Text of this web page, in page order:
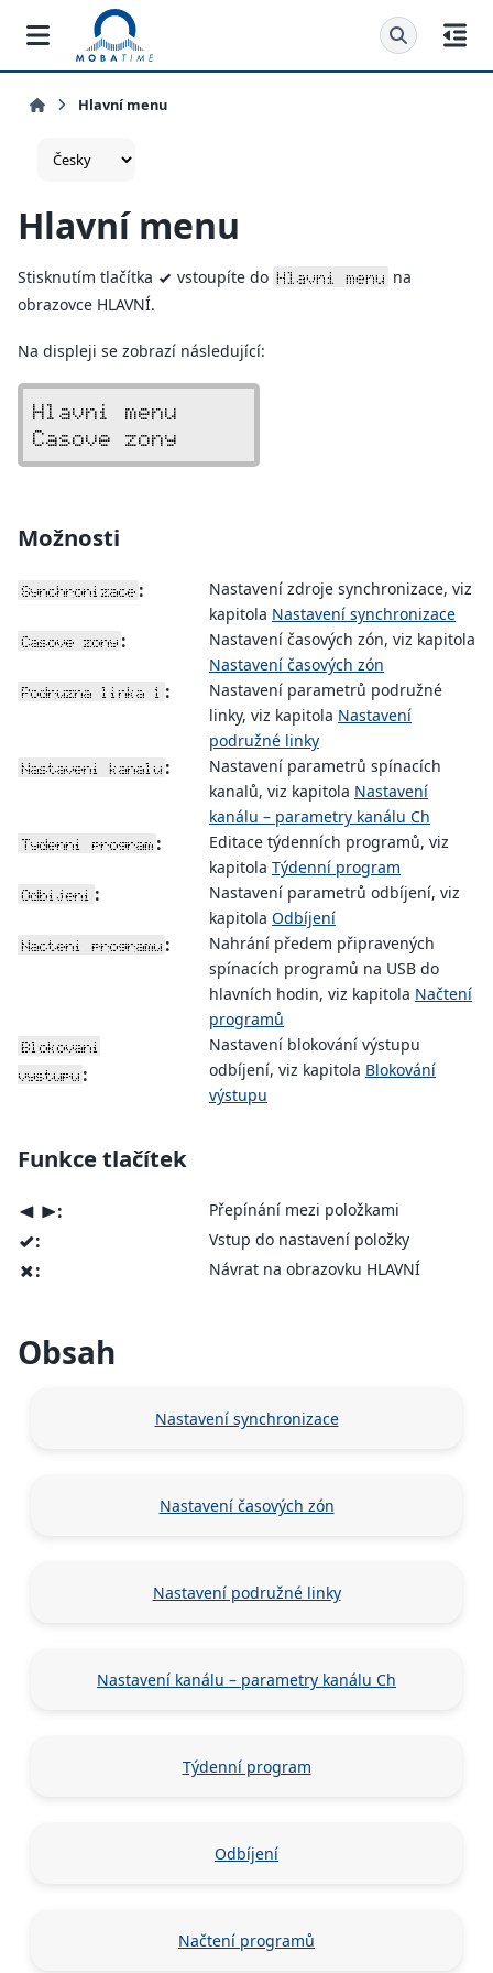
Hlavní menu
Hlavní menu
Stisknutím tlačítka v vstoupíte do Hlavni menu na
obrazovce HLAVNÍ.
Na displeji se zobrazí následující:
Hlavni menu
Casove zony
Možnosti
Synchronizace :
Nastavení zdroje synchronizace, viz
kapitola Nastavení synchronizace
Casove zony :
Nastavení časových zón, viz kapitola
Nastavení časových zón
Podruzna linka 1 :
Nastavení parametrů podružné
linky, viz kapitola Nastavení
podružné linky
Nastaveni kanalu :
Nastavení parametrů spínacích
kanalů, viz kapitola Nastavení
kanálu – parametry kanálu Ch
Tydenni program :
Editace týdenních programů, viz
kapitola Týdenní program
Odbijeni :
Nastavení parametrů odbíjení, viz
kapitola Odbíjení
Nacteni programu :
Nahrání předem připravených
spínacích programů na USB do
hlavních hodin, viz kapitola Načtení
programů
Blokovani
vystupu :
Nastavení blokování výstupu
odbíjení, viz kapitola Blokování
výstupu
Funkce tlačítek
< >: Přepínání mezi položkami
v: Vstup do nastavení položky
x: Návrat na obrazovku HLAVNÍ
Obsah
Nastavení synchronizace
Nastavení časových zón
Nastavení podružné linky
Nastavení kanálu – parametry kanálu Ch
Týdenní program
Odbíjení
Načtení programů